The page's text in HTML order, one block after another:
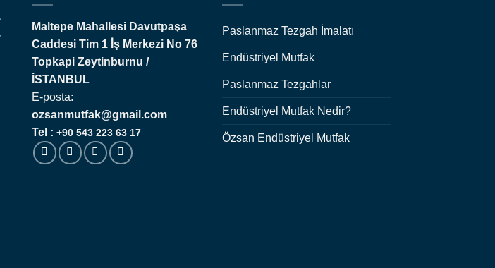
Maltepe Mahallesi Davutpaşa
Caddesi Tim 1 İş Merkezi No 76
Topkapi Zeytinburnu /
İSTANBUL
E-posta:
ozsanmutfak@gmail.com
Tel : +90 543 223 63 17
Paslanmaz Tezgah İmalatı
Endüstriyel Mutfak
Paslanmaz Tezgahlar
Endüstriyel Mutfak Nedir?
Özsan Endüstriyel Mutfak